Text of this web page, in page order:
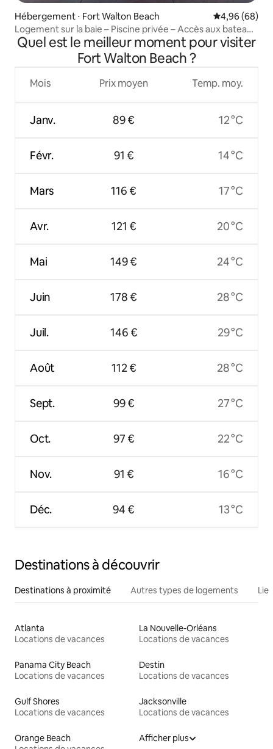
Hébergement ⋅ Fort Walton Beach Évaluation
4,96 (68)
Logement sur la baie – Piscine privée – Accès aux bateaux
– Kayaks – Pêche !
Quel est le meilleur moment pour visiter
Fort Walton Beach ?
Mois
Janv.
Févr.
Mars
Avr.
Mai
Juin
Juil.
Août
Sept.
Oct.
Nov.
Déc.
Prix moyen
89 €
91 €
116 €
121 €
149 €
178 €
146 €
112 €
99 €
97 €
91 €
94 €
Temp. moy.
12 °C
14 °C
17 °C
20 °C
24 °C
28 °C
29 °C
28 °C
27 °C
22 °C
16 °C
13 °C
Destinations à découvrir
Destinations à proximité Autres types de logements
Atlanta
Locations de vacances
La Nouvelle-Orléans
Locations de vacances
Panama City Beach
Locations de vacances
Destin
Locations de vacances
Gulf Shores
Locations de vacances
Jacksonville
Locations de vacances
Orange Beach
Afficher plus